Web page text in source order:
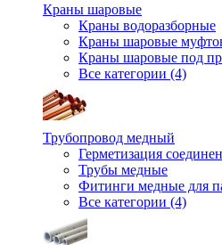
Краны шаровые
Краны водоразборные
Краны шаровые
Краны шаровые под
Все категории (4)
Трубопровод медный
Герметизация
Трубы медные
Фитинги медные для
Все категории (4)